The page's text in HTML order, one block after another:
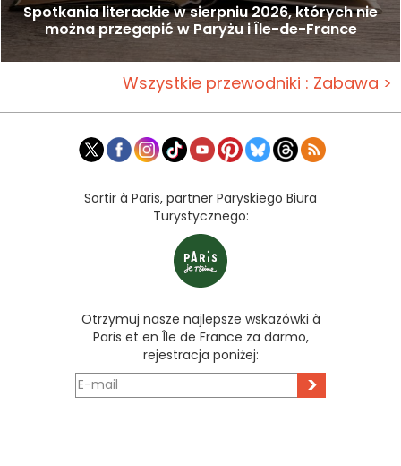
Spotkania literackie w sierpniu 2026, których nie
można przegapić w Paryżu i Île-de-France
Wszystkie przewodniki : Zabawa >
Sortir à Paris, partner Paryskiego Biura
Turystycznego:
Otrzymuj nasze najlepsze wskazówki à
Paris et en Île de France za darmo,
rejestracja poniżej:
>